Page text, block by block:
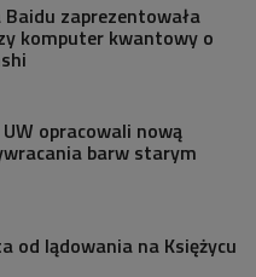
zaprezentowała
komputer kwantowy o
opracowali nową
barw starym
od lądowania na Księżycu